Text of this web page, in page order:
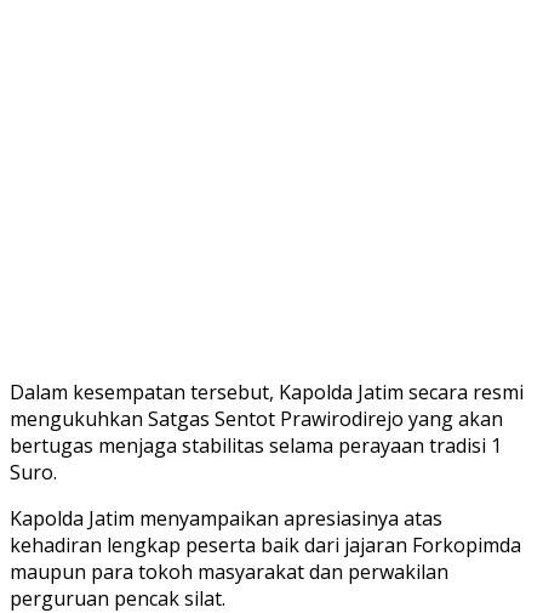
Dalam kesempatan tersebut, Kapolda Jatim secara resmi
mengukuhkan Satgas Sentot Prawirodirejo yang akan
bertugas menjaga stabilitas selama perayaan tradisi 1
Suro.
Kapolda Jatim menyampaikan apresiasinya atas
kehadiran lengkap peserta baik dari jajaran Forkopimda
maupun para tokoh masyarakat dan perwakilan
perguruan pencak silat.